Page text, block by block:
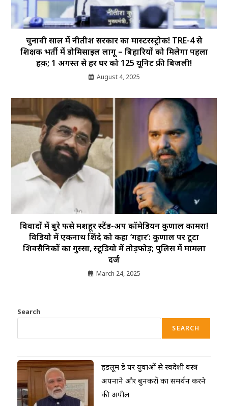
चुनावी साल में नीतीश सरकार का मास्टरस्ट्रोक! TRE-4 से
शिक्षक भर्ती में डोमिसाइल लागू – बिहारियों को मिलेगा पहला
हक़; 1 अगस्त से हर घर को 125 यूनिट फ्री बिजली!
August 4, 2025
विवादों में बुरे फसे मशहूर स्टैंड-अप कॉमेडियन कुणाल कामरा!
विडियो में एकनाथ शिंदे को कहा ‘गद्दार’: कुणाल पर टूटा
शिवसैनिकों का गुस्सा, स्टूडियो में तोड़फोड़; पुलिस में मामला
दर्ज
March 24, 2025
Search
SEARCH
हैंडलूम डे पर युवाओं से स्वदेशी वस्त्र
अपनाने और बुनकरों का समर्थन करने
की अपील